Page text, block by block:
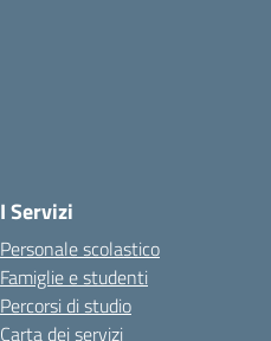
I Servizi
Personale scolastico
Famiglie e studenti
Percorsi di studio
Carta dei servizi